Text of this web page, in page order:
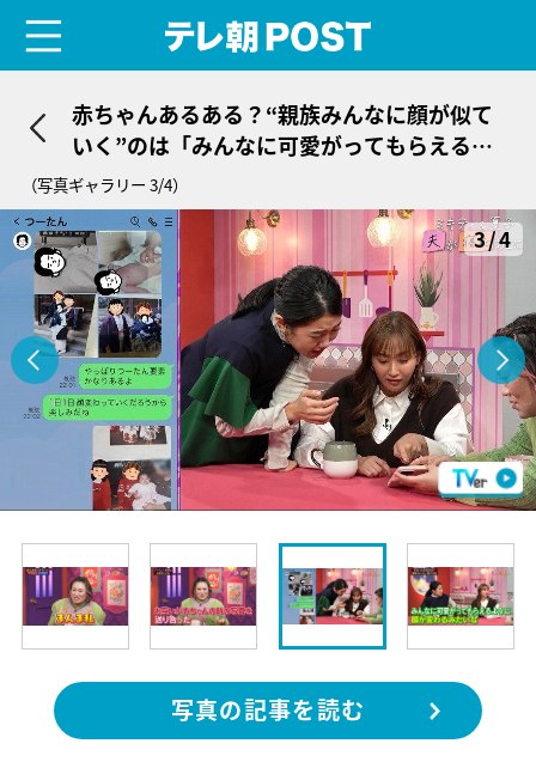
赤ちゃんあるある？“親族みんなに顔が似て
いく”のは「みんなに可愛がってもらえるよ
うに」
（写真ギャラリー 3/4）
3/4
写真の記事を読む